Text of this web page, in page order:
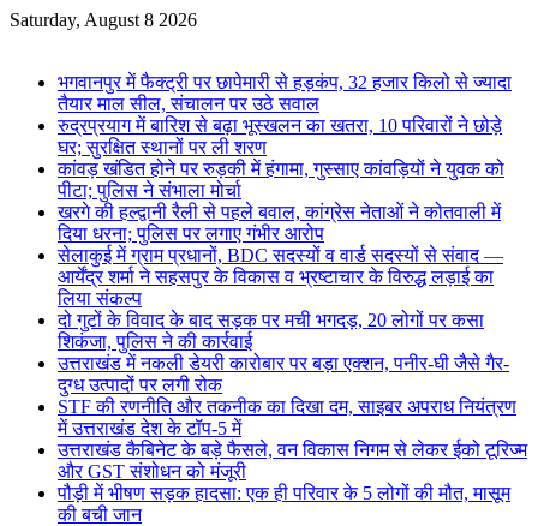
Saturday, August 8 2026
भगवानपुर में फैक्ट्री पर छापेमारी से हड़कंप, 32 हजार किलो से ज्यादा
तैयार माल सील, संचालन पर उठे सवाल
रुद्रप्रयाग में बारिश से बढ़ा भूस्खलन का खतरा, 10 परिवारों ने छोड़े
घर; सुरक्षित स्थानों पर ली शरण
कांवड़ खंडित होने पर रुड़की में हंगामा, गुस्साए कांवड़ियों ने युवक को
पीटा; पुलिस ने संभाला मोर्चा
खरगे की हल्द्वानी रैली से पहले बवाल, कांग्रेस नेताओं ने कोतवाली में
दिया धरना; पुलिस पर लगाए गंभीर आरोप
सेलाकुई में ग्राम प्रधानों, BDC सदस्यों व वार्ड सदस्यों से संवाद —
आर्येंद्र शर्मा ने सहसपुर के विकास व भ्रष्टाचार के विरुद्ध लड़ाई का
लिया संकल्प
दो गुटों के विवाद के बाद सड़क पर मची भगदड़, 20 लोगों पर कसा
शिकंजा, पुलिस ने की कार्रवाई
उत्तराखंड में नकली डेयरी कारोबार पर बड़ा एक्शन, पनीर-घी जैसे गैर-
दुग्ध उत्पादों पर लगी रोक
STF की रणनीति और तकनीक का दिखा दम, साइबर अपराध नियंत्रण
में उत्तराखंड देश के टॉप-5 में
उत्तराखंड कैबिनेट के बड़े फैसले, वन विकास निगम से लेकर ईको टूरिज्म
और GST संशोधन को मंजूरी
पौड़ी में भीषण सड़क हादसा: एक ही परिवार के 5 लोगों की मौत, मासूम
की बची जान